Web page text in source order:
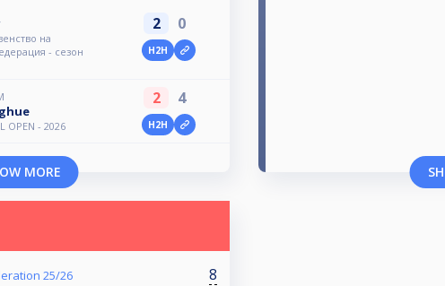
на
- сезон
2 0
H2H
OPEN - 2026
2 4
H2H
MORE
25/26 8